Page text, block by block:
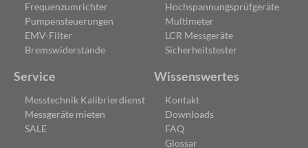
Frequenzumrichter
Pumpensteuerungen
EMV-Filter
Bremswiderstände
Hochspannungsprüfgeräte
Multimeter
LCR Messgeräte
Sicherheitstester
Service
Messtechnik Kalibrierdienst
Messgeräte mieten
SALE
Wissenswertes
Kontakt
Downloads
FAQ
Glossar